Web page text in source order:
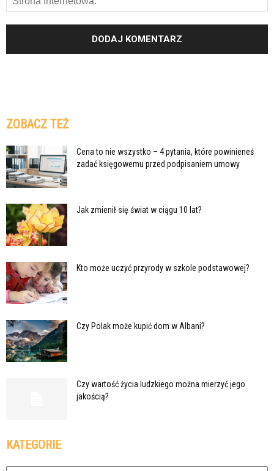
ZOBACZ TEŻ
Cena to nie wszystko – 4 pytania, które powinieneś
zadać księgowemu przed podpisaniem umowy
Jak zmienił się świat w ciągu 10 lat?
Kto może uczyć przyrody w szkole podstawowej?
Czy Polak może kupić dom w Albani?
Czy wartość życia ludzkiego można mierzyć jego
jakością?
KATEGORIE
Kategorie